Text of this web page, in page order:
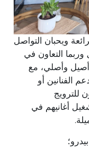
ويحبان التواصل
التعاون في
وأصلي، مع
الفنانين أو
للترويج
أغانيهم في